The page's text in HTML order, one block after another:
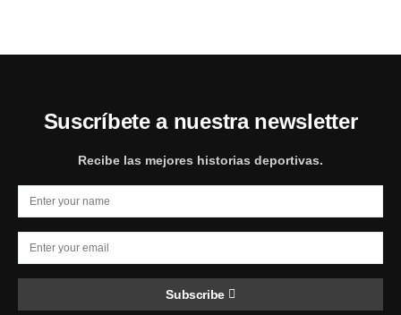
Suscríbete a nuestra newsletter
Recibe las mejores historias deportivas.
Subscribe